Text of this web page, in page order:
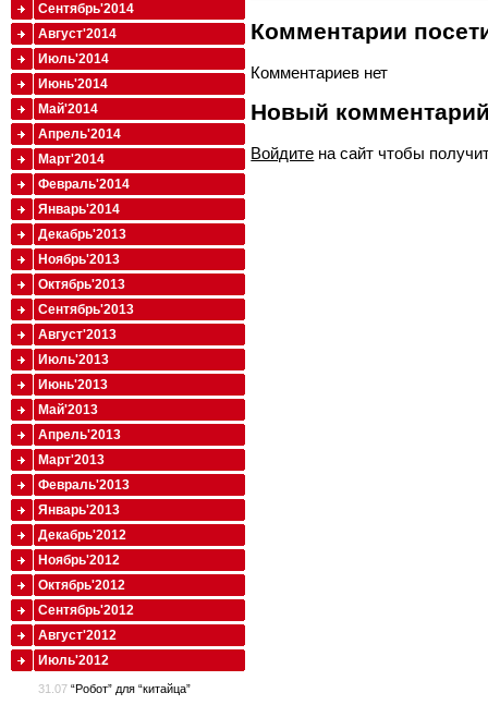
Комментарии
Комментариев нет
Новый
Войдите на сайт чтобы
Сентябрь'2014
Август'2014
Июль'2014
Июнь'2014
Май'2014
Апрель'2014
Март'2014
Февраль'2014
Январь'2014
Декабрь'2013
Ноябрь'2013
Октябрь'2013
Сентябрь'2013
Август'2013
Июль'2013
Июнь'2013
Май'2013
Апрель'2013
Март'2013
Февраль'2013
Январь'2013
Декабрь'2012
Ноябрь'2012
Октябрь'2012
Сентябрь'2012
Август'2012
Июль'2012
31.07 “Робот” для “китайца”